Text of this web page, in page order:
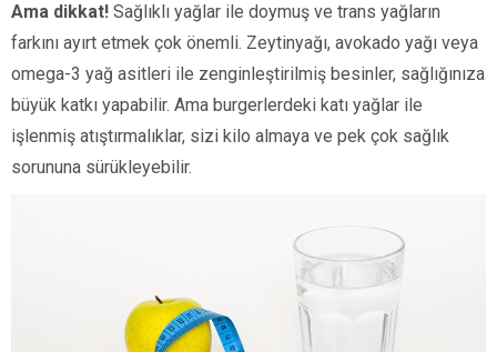
Ama dikkat! Sağlıklı yağlar ile doymuş ve trans yağların
farkını ayırt etmek çok önemli. Zeytinyağı, avokado yağı veya
omega-3 yağ asitleri ile zenginleştirilmiş besinler, sağlığınıza
büyük katkı yapabilir. Ama burgerlerdeki katı yağlar ile
işlenmiş atıştırmalıklar, sizi kilo almaya ve pek çok sağlık
sorununa sürükleyebilir.